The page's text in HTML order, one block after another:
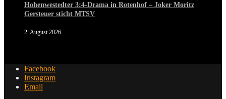
Hohenwestedter 3:4-Drama in Rotenhof – Joker Moritz
Gersteuer sticht MTSV
2. August 2026
Facebook
Instagram
Email